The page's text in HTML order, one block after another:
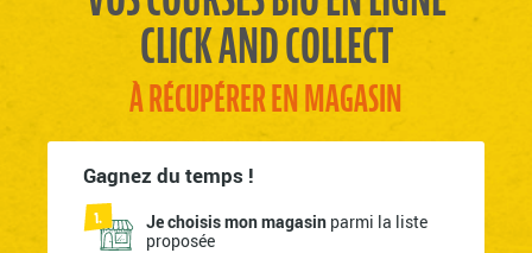
CLICK AND COLLECT
À RÉCUPÉRER EN MAGASIN
Gagnez du temps !
Je choisis mon magasin parmi la liste
proposée